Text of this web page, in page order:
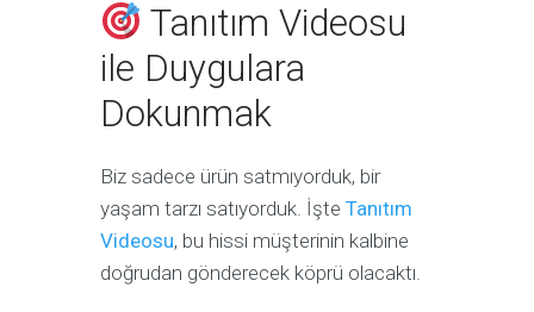
Tanıtım Videosu
ile Duygulara
Dokunmak
Biz sadece ürün satmıyorduk, bir
yaşam tarzı satıyorduk. İşte Tanıtım
Videosu, bu hissi müşterinin kalbine
doğrudan gönderecek köprü olacaktı.